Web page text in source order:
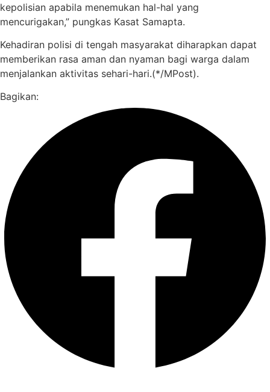
kepolisian apabila menemukan hal-hal yang
mencurigakan,” pungkas Kasat Samapta.
Kehadiran polisi di tengah masyarakat diharapkan dapat
memberikan rasa aman dan nyaman bagi warga dalam
menjalankan aktivitas sehari-hari.(*/MPost).
Bagikan: